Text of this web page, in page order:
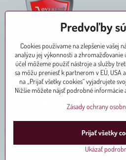
Pridajte sa k nám aj na
Facebook
©2026CopyrightPredvoľby súkromia
Vytvorené pomocou:
Predvoľby
Cookies používame na zlepšenie vašej
analýzu jej výkonnosti a zhromažďovanie
účel môžeme použiť nástroje a služby
sa môžu preniesť k partnerom v EÚ, USA
na „Prijať všetky cookies“ vyjadrujete
Nižšie môžete nájsť podrobné informácie
Zásady ochrany
Ukázať
Prijať všetky